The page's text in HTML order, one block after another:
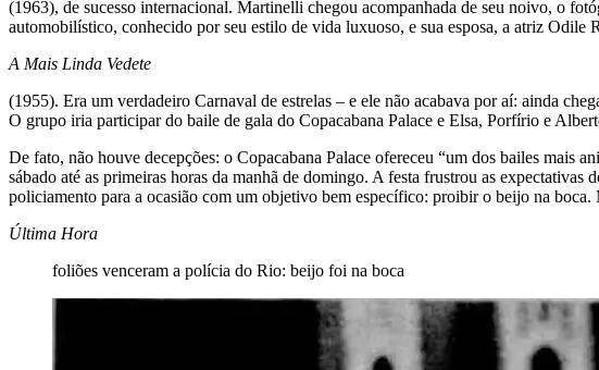
(1963), de sucesso internacional. Martinelli chegou acompanhada de seu noivo, o
automobilístico, conhecido por seu estilo de vida luxuoso, e sua esposa, a atriz
A Mais Linda Vedete
(1955). Era um verdadeiro Carnaval de estrelas – e ele não acabava por aí: ainda
O grupo iria participar do baile de gala do Copacabana Palace e Elsa, Porfírio e
De fato, não houve decepções: o Copacabana Palace ofereceu “um dos bailes
sábado até as primeiras horas da manhã de domingo. A festa frustrou as
policiamento para a ocasião com um objetivo bem específico: proibir o beijo na boca.
Última Hora
foliões venceram a polícia do Rio: beijo foi na boca